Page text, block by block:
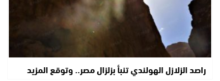
راصد الزلازل الهولندي تنبأ بزلزال مصر.. وتوقع المزيد